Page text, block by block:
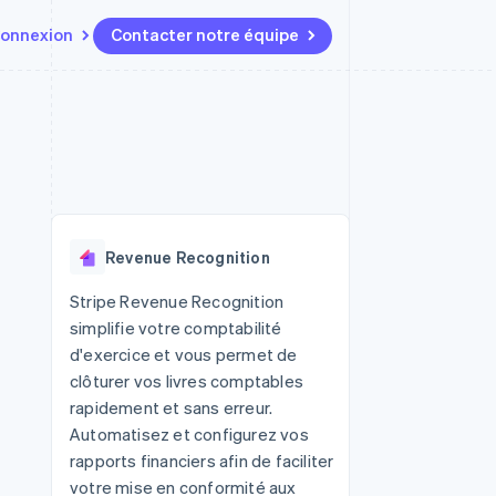
Contacter notre équipe
intégrés
Prévention de la fraude
Atlas
Constitution de start-up
Climate
Élimination du carbone
Identity
Vérification de l'identité
État de l'API
Revenue Recognition
Stripe Revenue Recognition
simplifie votre comptabilité
d'exercice et vous permet de
clôturer vos livres comptables
rapidement et sans erreur.
Automatisez et configurez vos
rapports financiers afin de faciliter
votre mise en conformité aux